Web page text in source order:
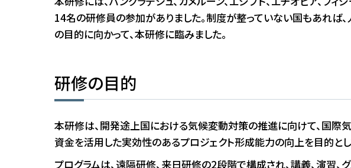
14名の研修員の参加がありました。制度が整っていない国もあれば
の目的に向かって、本研修に臨みました。
研修の目的
本研修は、開発途上国における気候変動対策の推進に向けて、国際
資金を活用した実効性のあるプロジェクト形成能力の向上を目的とし
プログラムは、遠隔研修、来日研修の2段階で構成され、講義、演習、